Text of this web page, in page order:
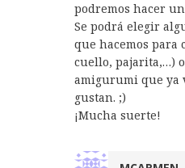
podremos hacer
Se podrá elegir
que hacemos para
cuello, pajarita,…)
amigurumi que ya
gustan. ;)
¡Mucha suerte!